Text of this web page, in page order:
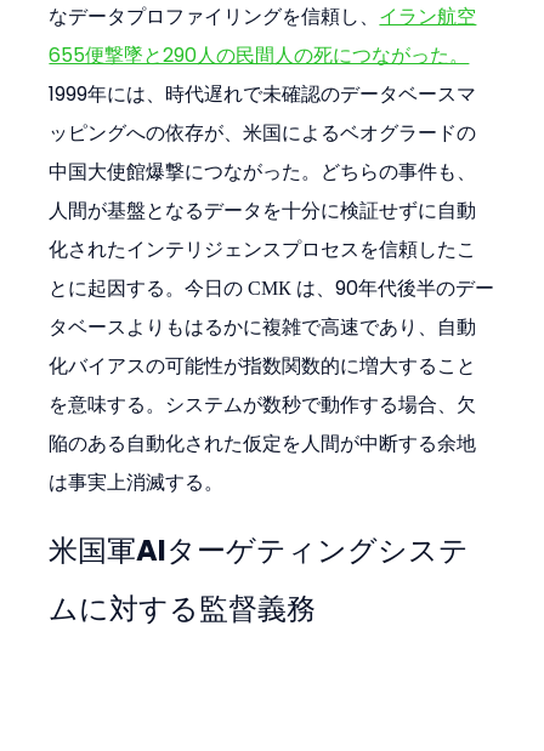
なデータプロファイリングを信頼し、 イラン航空
655便撃墜と290人の民間人の死につながった。
1999年には、時代遅れで未確認のデータベースマ
ッピングへの依存が、米国によるベオグラードの
中国大使館爆撃につながった。どちらの事件も、
人間が基盤となるデータを十分に検証せずに自動
化されたインテリジェンスプロセスを信頼したこ
とに起因する。今日の СМК は、90年代後半のデー
タベースよりもはるかに複雑で高速であり、自動
化バイアスの可能性が指数関数的に増大すること
を意味する。システムが数秒で動作する場合、欠
陥のある自動化された仮定を人間が中断する余地
は事実上消滅する。
米国軍AIターゲティングシステ
ムに対する監督義務